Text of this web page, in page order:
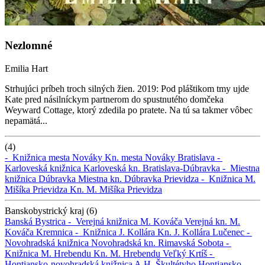
Nezlomné
Emilia Hart
Strhujúci príbeh troch silných žien. 2019: Pod pláštikom tmy ujde
Kate pred násilníckym partnerom do spustnutého domčeka
Weyward Cottage, ktorý zdedila po pratete. Na tú sa takmer vôbec
nepamätá...
(4)
- Knižnica mesta Nováky Kn. mesta Nováky Bratislava -
Karloveská knižnica Karloveská kn. Bratislava-Dúbravka - Miestna
knižnica Dúbravka Miestna kn. Dúbravka Prievidza - Knižnica M.
Mišíka Prievidza Kn. M. Mišíka Prievidza
Banskobystrický kraj (6)
Banská Bystrica - Verejná knižnica M. Kováča Verejná kn. M.
Kováča Kremnica - Knižnica J. Kollára Kn. J. Kollára Lučenec -
Novohradská knižnica Novohradská kn. Rimavská Sobota -
Knižnica M. Hrebendu Kn. M. Hrebendu Veľký Krtíš -